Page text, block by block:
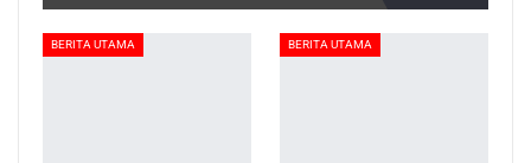
BERITA UTAMA BERITA UTAMA